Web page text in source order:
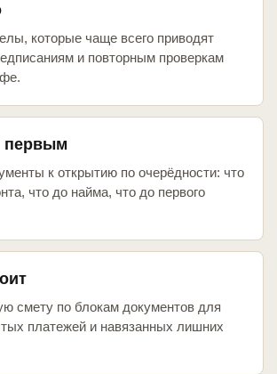
которые чаще всего приводят
и повторным проверкам
первым
к открытию по очерёдности: что
что до найма, что до первого
смету по блокам документов для
платежей и навязанных лишних